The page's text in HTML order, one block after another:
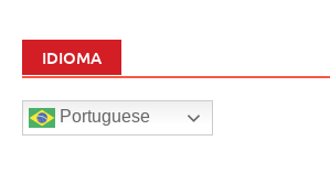
IDIOMA
Portuguese